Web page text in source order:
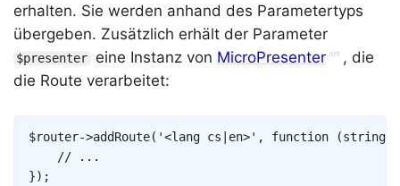
erhalten. Sie werden anhand des Parametertyps
übergeben. Zusätzlich erhält der Parameter
$presenter eine Instanz von MicroPresenter
, die
die Route verarbeitet:
$router->addRoute( '<lang cs|en>' , function (string
// ...
}) ;
Copy